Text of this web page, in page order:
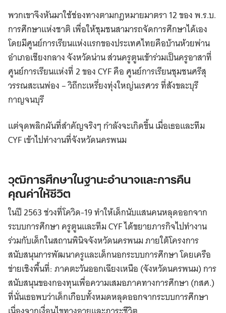
พวกเขาจึงหันมาใช้ช่องทางตามกฎหมายมาตรา 12 ของ พ.ร.บ.
การศึกษาแห่งชาติ เพื่อให้ชุมชนสามารถจัดการศึกษาได้เอง
โดยมีศูนย์การเรียนแห่งแรกของประเทศไทยคือบ้านห้วยพ่าน
อำเภอเชียงกลาง จังหวัดน่าน ส่วนครูตูนเข้าร่วมเป็นครูอาสาที่
ศูนย์การเรียนแห่งที่ 2 ของ CYF คือ ศูนย์การเรียนชุมชนศรีสุ
วรรณสะเนพ่อง – วิถีกะเหรี่ยงทุ่งใหญ่นเรศวร ที่สังขละบุรี
กาญจนบุรี
แต่จุดพลิกผันที่สำคัญจริงๆ กำลังจะเกิดขึ้น เมื่อเธอและทีม
CYF เข้าไปทำงานที่จังหวัดนครพนม
วุฒิการศึกษาในฐานะอำนาจและการคืน
คุณค่าให้ชีวิต
ในปี 2563 ช่วงที่โควิด-19 ทำให้เด็กนับแสนคนหลุดออกจาก
ระบบการศึกษา ครูตูนและทีม CYF ได้ขยายภารกิจไปทำงาน
ร่วมกับเด็กในสถานพินิจจังหวัดนครพนม ภายใต้โครงการ
สนับสนุนการพัฒนาครูและเด็กนอกระบบการศึกษา โดยเครือ
ข่ายเชิงพื้นที่: ภาคตะวันออกเฉียงเหนือ (จังหวัดนครพนม) การ
สนับสนุนของกองทุนเพื่อความเสมอภาคทางการศึกษา (กสศ.)
ที่นั่นเธอพบว่าเด็กเกือบทั้งหมดหลุดออกจากระบบการศึกษา